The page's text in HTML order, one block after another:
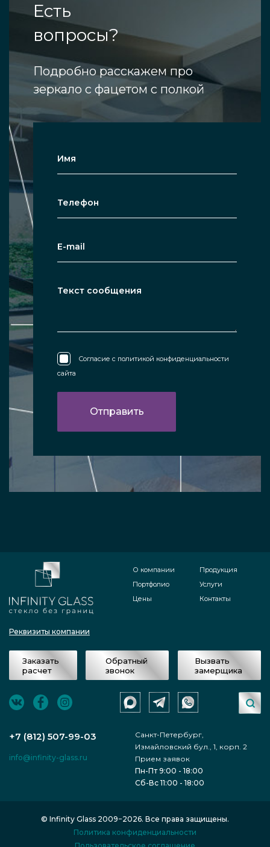
Есть
вопросы?
Подробно расскажем про
зеркало с фацетом с полкой
Согласие с политикой конфиденциальности
сайта
Реквизиты компании
О компании
Портфолио
Цены
Продукция
Услуги
Контакты
Заказать
расчет
Обратный
звонок
Вызвать
замерщика
+7 (812) 507-99-03
Санкт-Петербург,
Измайловский бул., 1, корп. 2
info@infinity-glass.ru
Прием заявок
Пн-Пт 9:00 - 18:00
Сб-Вс 11:00 - 18:00
© Infinity Glass 2009−2026. Все права защищены.
Политика конфиденциальности